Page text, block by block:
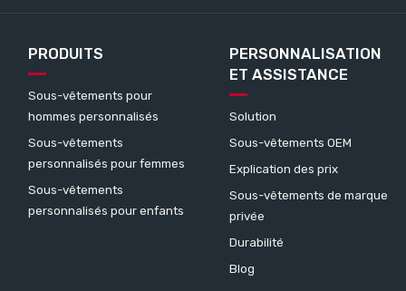
PRODUITS
Sous-vêtements pour
hommes personnalisés
Sous-vêtements
personnalisés pour femmes
Sous-vêtements
personnalisés pour enfants
PERSONNALISATION
ET ASSISTANCE
Solution
Sous-vêtements OEM
Explication des prix
Sous-vêtements de marque
privée
Durabilité
Blog